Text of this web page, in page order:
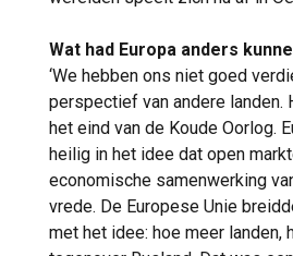
Wat had Europa anders
‘We hebben ons niet goed
perspectief van andere landen.
het eind van de Koude Oorlog.
heilig in het idee dat open
economische samenwerking
vrede. De Europese Unie
met het idee: hoe meer landen,